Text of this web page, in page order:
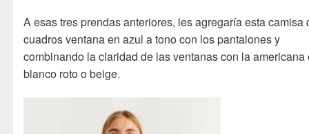
A esas tres prendas anteriores, les agregaría esta camisa
cuadros ventana en azul a tono con los pantalones y
combinando la claridad de las ventanas con la americana
blanco roto o beige.